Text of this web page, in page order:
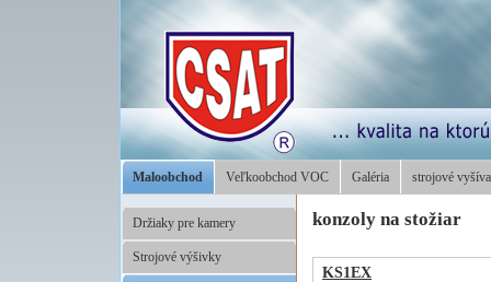
Maloobchod Veľkoobchod VOC Galéria strojové
Držiaky pre kamery
Strojové výšivky
konzoly na stožiar
KS1EX